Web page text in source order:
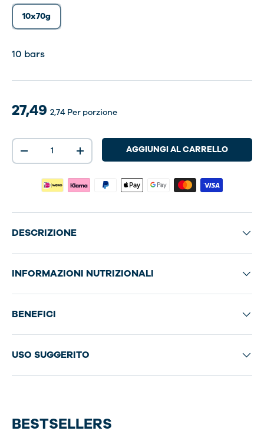
10x70g
10 bars1 Bars
27,49 2,74 Per porzione
Q.tà
-
+ AGGIUNGI AL CARRELLO
DESCRIZIONE
INFORMAZIONI NUTRIZIONALI
BENEFICI
USO SUGGERITO
BESTSELLERS